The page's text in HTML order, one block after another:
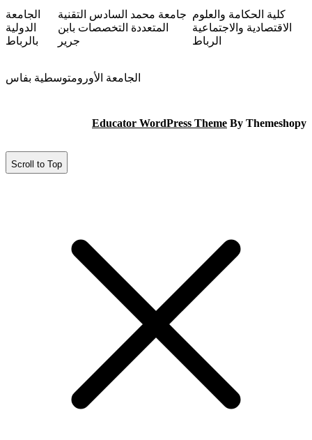
الجامعة
الدولية
بالرباط
جامعة محمد السادس التقنية
المتعددة التخصصات بابن
جرير
كلية الحكامة والعلوم
الاقتصادية والاجتماعية
الرباط
الجامعة الأورومتوسطية بفاس
Educator WordPress Theme By Themeshopy
Scroll to Top